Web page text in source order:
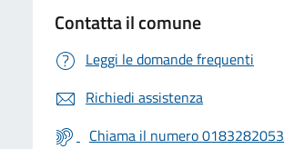
Contatta il comune
Leggi le domande frequenti
Richiedi assistenza
Chiama il numero 0183282053